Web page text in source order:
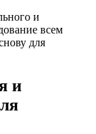
и
всем
для
и